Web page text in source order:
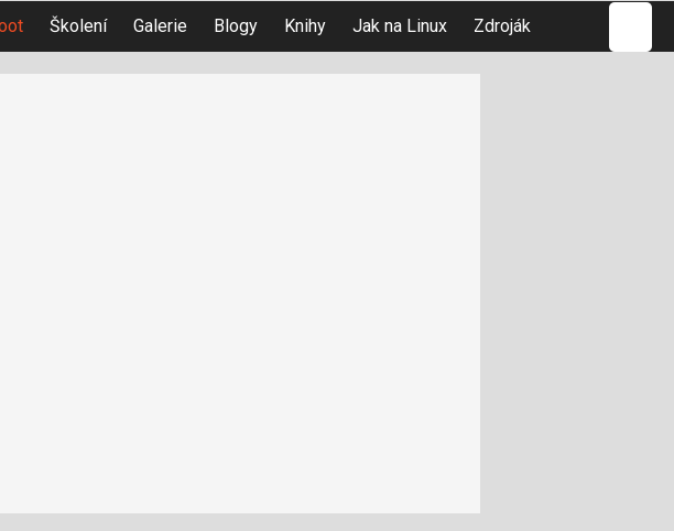
Školení Galerie Blogy Knihy Jak na Linux Zdroják